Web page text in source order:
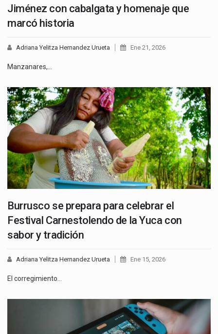
Jiménez con cabalgata y homenaje que
marcó historia
Adriana Yelitza Hernandez Urueta Ene 21, 2026
Manzanares,…
Burrusco se prepara para celebrar el
Festival Carnestolendo de la Yuca con
sabor y tradición
Adriana Yelitza Hernandez Urueta Ene 15, 2026
El corregimiento…